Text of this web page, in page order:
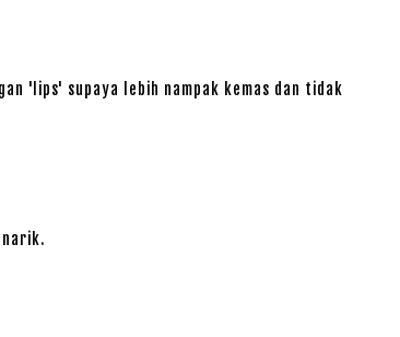
'lips' supaya lebih nampak kemas dan tidak